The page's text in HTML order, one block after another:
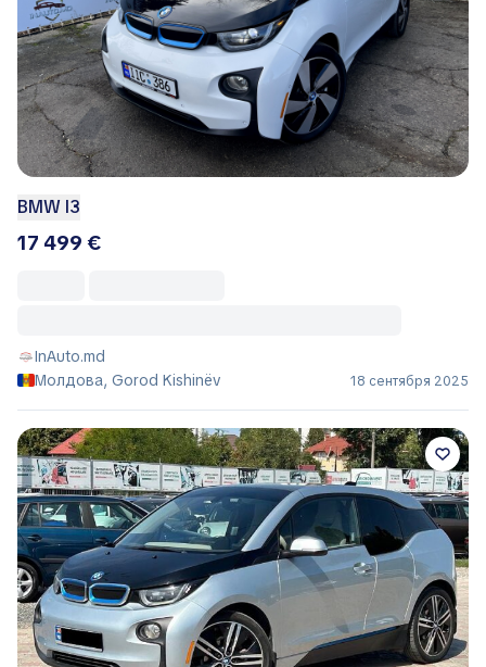
BMW I3
17 499 €
InAuto.md
Молдова, Gorod Kishinëv
18 сентября 2025